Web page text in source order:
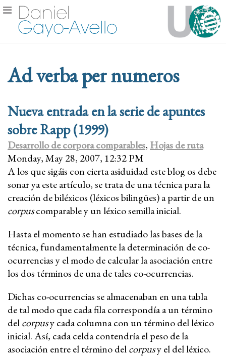
Ad verba per numeros
Nueva entrada en la serie de apuntes
sobre Rapp (1999)
Desarrollo de corpora comparables, Hojas de ruta
Monday, May 28, 2007, 12:32 PM
A los que sigáis con cierta asiduidad este blog os debe
sonar ya este artículo, se trata de una técnica para la
creación de biléxicos (léxicos bilingües) a partir de un
corpuscomparable y un léxico semilla inicial.
Hasta el momento se han estudiado las bases de la
técnica, fundamentalmente la determinación de co-
ocurrencias y el modo de calcular la asociación entre
los dos términos de una de tales co-ocurrencias.
Dichas co-ocurrencias se almacenaban en una tabla
de tal modo que cada fila correspondía a un término
delcorpusy cada columna con un término del léxico
inicial. Así, cada celda contendría el peso de la
asociación entre el término delcorpusy el del léxico.